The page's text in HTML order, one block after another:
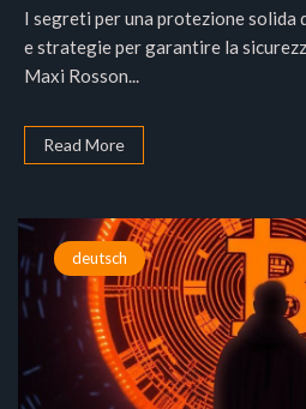
I segreti per una protezione solida
e strategie per garantire la
Maxi Rosson...
Read More
deutsch